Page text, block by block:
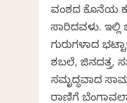
ವಂಶದ ಕೊನೆಯ
ಸಾರಿದವಳು. ಇಲ್ಲಿ
ಗುರುಗಳಾದ
ಶಬಲೆ, ಜಿನದತ್ತ,
ಸಮೃದ್ಧವಾದ
ರಾಣಿಗೆ